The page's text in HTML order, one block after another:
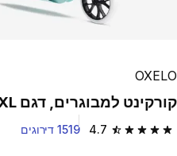
OXELO
קורקינט למבוגרים, דגם T7XL - ירוק
4.7 4.7 out of 5 stars from 1519 reviews 1519 דירוגים